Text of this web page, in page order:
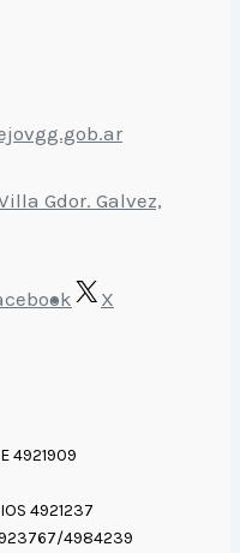
Gdor. Galvez,
X
4921909
4921237
4984239